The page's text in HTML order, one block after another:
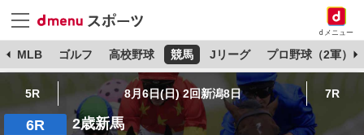
dメニュー
MLB ゴルフ 高校野球 競馬 Jリーグ プロ野球（2軍）
5R 8月6日(日) 2回新潟8日 7R
6R 2歳新馬